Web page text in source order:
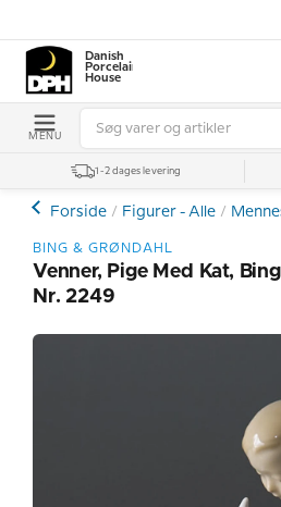
Danish
Porcelain
House
MENU
1-2 dages levering
Forside Figurer - Alle
BING & GRØNDAHL
Venner, Pige Med Kat,
Nr. 2249